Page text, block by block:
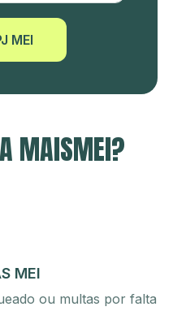
MEI
MAISMEI?
MEI
ou multas por falta